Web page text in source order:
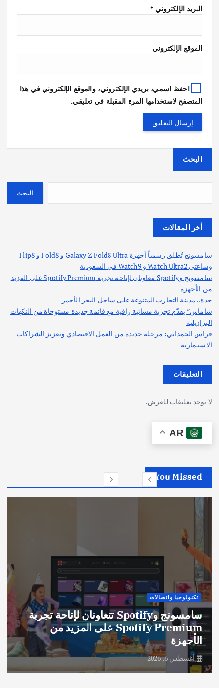
البريد الإلكتروني *
الموقع الإلكتروني
احفظ اسمي، بريدي الإلكتروني، والموقع الإلكتروني في هذا
المتصفح لاستخدامها المرة المقبلة في تعليقي.
البحث
البحث
أخر المقالات
سامسونج تُطلق رسمياً أجهزة Galaxy Z Fold8 Ultra و Fold8 و Flip8
وساعتي Watch Ultra2 و Watch9 في السعودية
سامسونج وSpotify تتعاونان لإتاحة تجربة Spotify Premium على المزيد
من الأجهزة
جدة.. مدينة التجارب المتنوعة على ساحل البحر الأحمر
شاماس” يقدّم تجربة مسائية راقية مع قائمة جديدة مستوحاة من النكهات
البرازيلية
فراس الحمداني: مرحلة جديدة من العمل الاقتصادي وتعزيز الشراكات
الاستثمارية
التعليقات
لا توجد تعليقات للعرض.
AR
You Missed
تكنولوجيا واتصالات
سامسونج وSpotify تتعاونان لإتاحة تجربة
Spotify Premium على المزيد من
الأجهزة
أغسطس 6, 2026